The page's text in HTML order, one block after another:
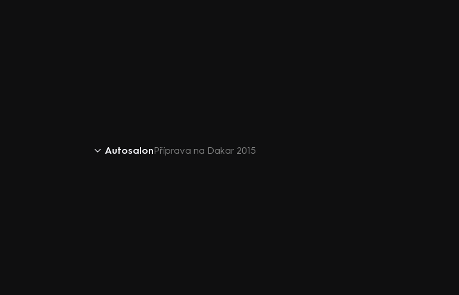
AutosalonPříprava na Dakar 2015